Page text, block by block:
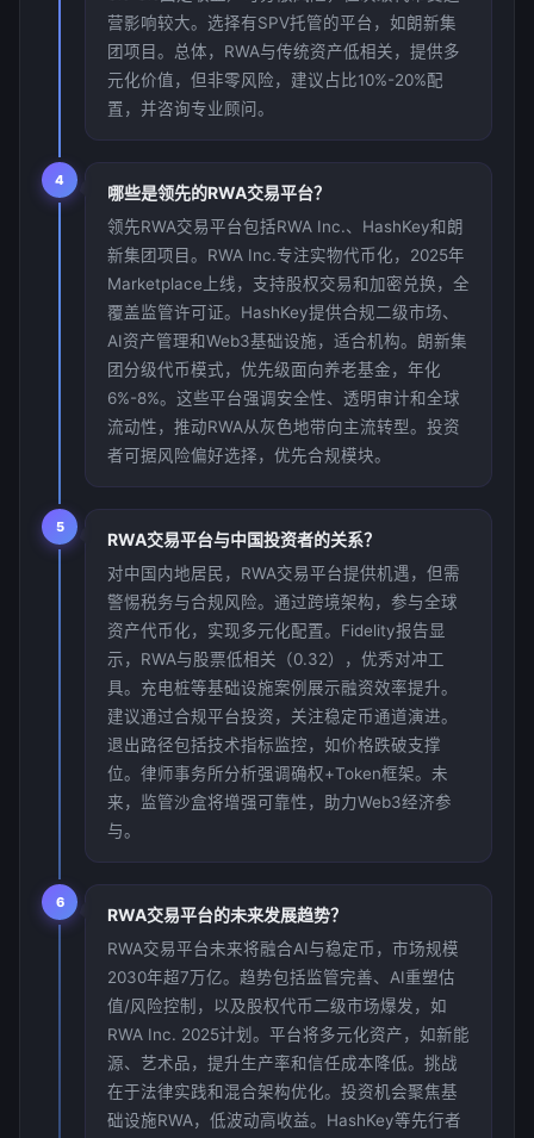
营影响较大。选择有SPV托管的平台，如朗新集
团项目。总体，RWA与传统资产低相关，提供多
元化价值，但非零风险，建议占比10%-20%配
置，并咨询专业顾问。
4
哪些是领先的RWA交易平台？
领先RWA交易平台包括RWA Inc.、HashKey和朗
新集团项目。RWA Inc.专注实物代币化，2025年
Marketplace上线，支持股权交易和加密兑换，全
覆盖监管许可证。HashKey提供合规二级市场、
AI资产管理和Web3基础设施，适合机构。朗新集
团分级代币模式，优先级面向养老基金，年化
6%-8%。这些平台强调安全性、透明审计和全球
流动性，推动RWA从灰色地带向主流转型。投资
者可据风险偏好选择，优先合规模块。
5
RWA交易平台与中国投资者的关系？
对中国内地居民，RWA交易平台提供机遇，但需
警惕税务与合规风险。通过跨境架构，参与全球
资产代币化，实现多元化配置。Fidelity报告显
示，RWA与股票低相关（0.32），优秀对冲工
具。充电桩等基础设施案例展示融资效率提升。
建议通过合规平台投资，关注稳定币通道演进。
退出路径包括技术指标监控，如价格跌破支撑
位。律师事务所分析强调确权+Token框架。未
来，监管沙盒将增强可靠性，助力Web3经济参
与。
6
RWA交易平台的未来发展趋势？
RWA交易平台未来将融合AI与稳定币，市场规模
2030年超7万亿。趋势包括监管完善、AI重塑估
值/风险控制，以及股权代币二级市场爆发，如
RWA Inc. 2025计划。平台将多元化资产，如新能
源、艺术品，提升生产率和信任成本降低。挑战
在于法律实践和混合架构优化。投资机会聚焦基
础设施RWA，低波动高收益。HashKey等先行者